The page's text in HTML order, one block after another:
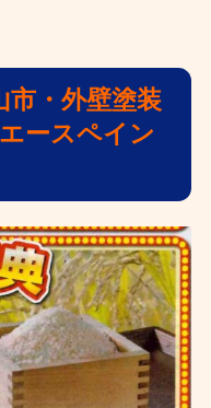
市・外壁塗装
ースペイン